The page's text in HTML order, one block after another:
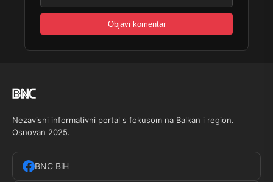
Nezavisni informativni portal s fokusom na Balkan i region.
Osnovan 2025.
BNC BiH